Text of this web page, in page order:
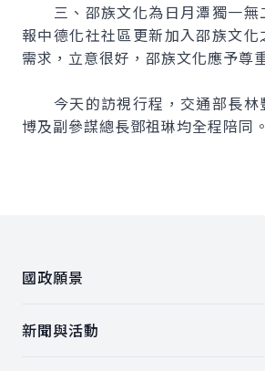
三、邵族文化為日月潭獨一無
報中德化社社區更新加入邵族文化
需求，立意很好，邵族文化應予尊
今天的訪視行程，交通部長林
博及副參謀總長鄧祖琳均全程陪同。
國政願景
新聞與活動